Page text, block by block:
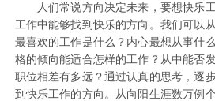
人们常说方向决定未来，要想快乐工
工作中能够找到快乐的方向。我们可以
最喜欢的工作是什么？内心最想从事什
格的倾向能适合怎样的工作？从中能否
职位相差有多远？通过认真的思考，逐
到快乐工作的方向。从向阳生涯数万例